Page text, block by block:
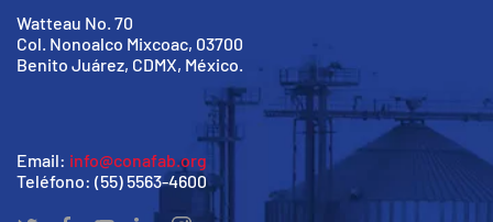
Watteau No. 70
Col. Nonoalco Mixcoac, 03700
Benito Juárez, CDMX, México.
Email: info@conafab.org
Teléfono: (55) 5563-4600